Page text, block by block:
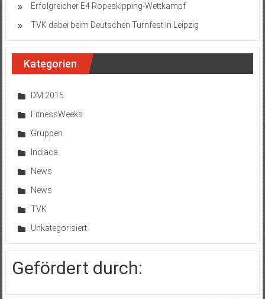
Erfolgreicher E4 Ropeskipping-Wettkampf
TVK dabei beim Deutschen Turnfest in Leipzig
Kategorien
DM 2015
FitnessWeeks
Gruppen
Indiaca
News
News
TVK
Unkategorisiert
Gefördert durch: